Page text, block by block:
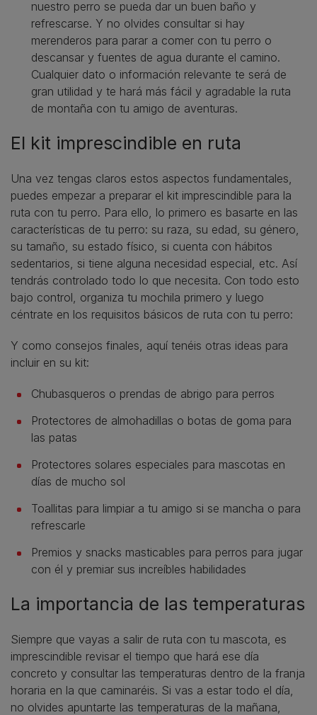
nuestro perro se pueda dar un buen baño y
refrescarse. Y no olvides consultar si hay
merenderos para parar a comer con tu perro o
descansar y fuentes de agua durante el camino.
Cualquier dato o información relevante te será de
gran utilidad y te hará más fácil y agradable la ruta
de montaña con tu amigo de aventuras.
El kit imprescindible en ruta
Una vez tengas claros estos aspectos fundamentales,
puedes empezar a preparar el kit imprescindible para la
ruta con tu perro. Para ello, lo primero es basarte en las
características de tu perro: su raza, su edad, su género,
su tamaño, su estado físico, si cuenta con hábitos
sedentarios, si tiene alguna necesidad especial, etc. Así
tendrás controlado todo lo que necesita. Con todo esto
bajo control, organiza tu mochila primero y luego
céntrate en los requisitos básicos de ruta con tu perro:
Y como consejos finales, aquí tenéis otras ideas para
incluir en su kit:
Chubasqueros o prendas de abrigo para perros
Protectores de almohadillas o botas de goma para
las patas
Protectores solares especiales para mascotas en
días de mucho sol
Toallitas para limpiar a tu amigo si se mancha o para
refrescarle
Premios y snacks masticables para perros para jugar
con él y premiar sus increíbles habilidades
La importancia de las temperaturas
Siempre que vayas a salir de ruta con tu mascota, es
imprescindible revisar el tiempo que hará ese día
concreto y consultar las temperaturas dentro de la franja
horaria en la que caminaréis. Si vas a estar todo el día,
no olvides apuntarte las temperaturas de la mañana,